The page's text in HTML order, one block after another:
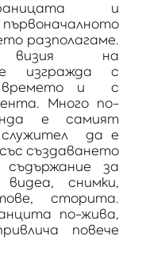
и
разполагаме.
визия на
изгражда с
времето и с
Много по-
е самият
служител да е
създаването
за
снимки,
сторита.
по-жива,
повече